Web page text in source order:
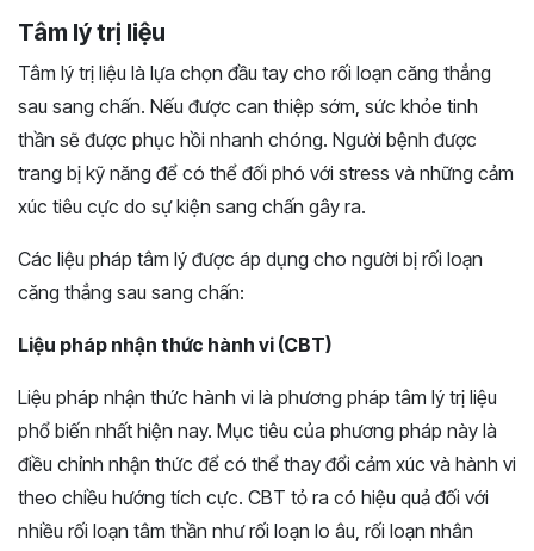
Tâm lý trị liệu
Tâm lý trị liệu là lựa chọn đầu tay cho rối loạn căng thẳng
sau sang chấn. Nếu được can thiệp sớm, sức khỏe tinh
thần sẽ được phục hồi nhanh chóng. Người bệnh được
trang bị kỹ năng để có thể đối phó với stress và những cảm
xúc tiêu cực do sự kiện sang chấn gây ra.
Các liệu pháp tâm lý được áp dụng cho người bị rối loạn
căng thẳng sau sang chấn:
Liệu pháp nhận thức hành vi (CBT)
Liệu pháp nhận thức hành vi là phương pháp tâm lý trị liệu
phổ biến nhất hiện nay. Mục tiêu của phương pháp này là
điều chỉnh nhận thức để có thể thay đổi cảm xúc và hành vi
theo chiều hướng tích cực. CBT tỏ ra có hiệu quả đối với
nhiều rối loạn tâm thần như rối loạn lo âu, rối loạn nhân